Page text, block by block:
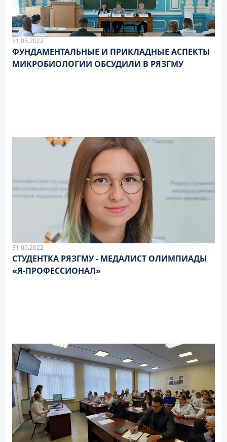
31.05.2022
ФУНДАМЕНТАЛЬНЫЕ И ПРИКЛАДНЫЕ АСПЕКТЫ
МИКРОБИОЛОГИИ ОБСУДИЛИ В РЯЗГМУ
31.05.2022
СТУДЕНТКА РЯЗГМУ - МЕДАЛИСТ ОЛИМПИАДЫ
«Я-ПРОФЕССИОНАЛ»